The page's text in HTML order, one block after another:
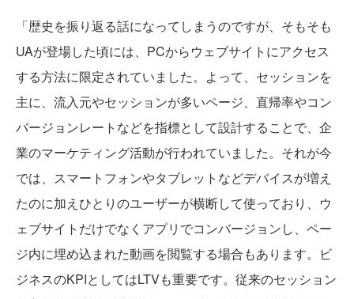
「歴史を振り返る話になってしまうのですが、そもそも
UAが登場した頃には、PCからウェブサイトにアクセス
する方法に限定されていました。よって、セッションを
主に、流入元やセッションが多いページ、直帰率やコン
バージョンレートなどを指標として設計することで、企
業のマーケティング活動が行われていました。それが今
では、スマートフォンやタブレットなどデバイスが増え
たのに加えひとりのユーザーが横断して使っており、ウ
ェブサイトだけでなくアプリでコンバージョンし、ペー
ジ内に埋め込まれた動画を閲覧する場合もあります。ビ
ジネスのKPIとしてはLTVも重要です。従来のセッション